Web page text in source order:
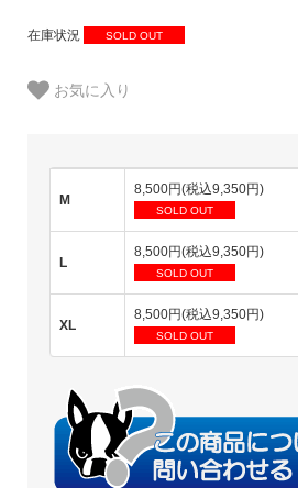
在庫状況 SOLD OUT
お気に入り
M
8,500円(税込9,350円)
SOLD OUT
L
8,500円(税込9,350円)
SOLD OUT
XL
8,500円(税込9,350円)
SOLD OUT